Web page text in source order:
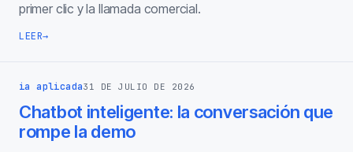
primer clic y la llamada comercial.
LEER→
ia aplicada31 DE JULIO DE 2026
Chatbot inteligente: la conversación que
rompe la demo